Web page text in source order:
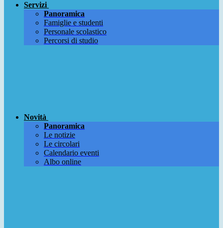
Servizi
Panoramica
Famiglie e studenti
Personale scolastico
Percorsi di studio
Novità
Panoramica
Le notizie
Le circolari
Calendario eventi
Albo online